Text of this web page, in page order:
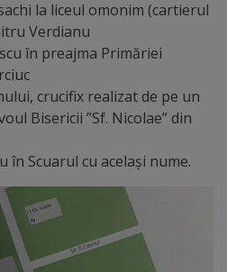
la liceul omonim (cartierul
Verdianu
în preajma Primăriei
crucifix realizat de pe un
Bisericii ”Sf. Nicolae” din
în Scuarul cu același nume.